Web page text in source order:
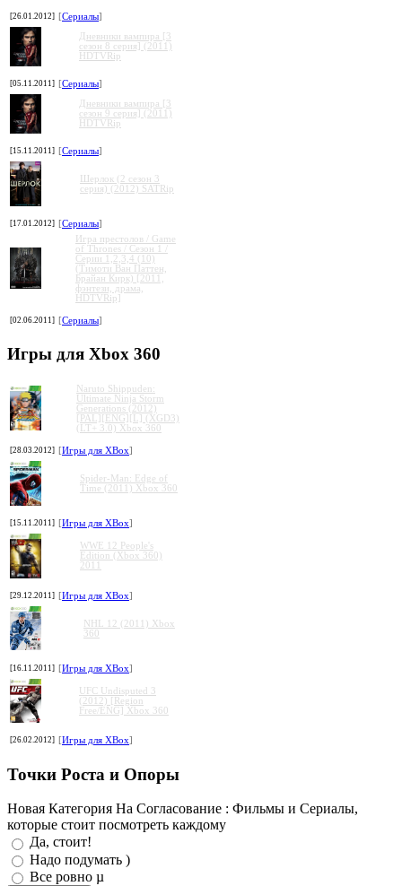
[26.01.2012] [Сериалы]
Дневники вампира [3
сезон 8 серия] (2011)
HDTVRip
[05.11.2011] [Сериалы]
Дневники вампира [3
сезон 9 серия] (2011)
HDTVRip
[15.11.2011] [Сериалы]
Шерлок (2 сезон 3
серия) (2012) SATRip
[17.01.2012] [Сериалы]
Игра престолов / Game
of Thrones / Сезон 1 /
Серии 1,2,3,4 (10)
(Тимоти Ван Паттен,
Брайан Кирк) [2011,
фэнтези, драма,
HDTVRip]
[02.06.2011] [Сериалы]
Игры для Xbox 360
Naruto Shippuden:
Ultimate Ninja Storm
Generations (2012)
[PAL][ENG][L] (XGD3)
(LT+ 3.0) Xbox 360
[28.03.2012] [Игры для XBox]
Spider-Man: Edge of
Time (2011) Xbox 360
[15.11.2011] [Игры для XBox]
WWE 12 People's
Edition (Xbox 360)
2011
[29.12.2011] [Игры для XBox]
NHL 12 (2011) Xbox
360
[16.11.2011] [Игры для XBox]
UFC Undisputed 3
(2012) [Region
Free/ENG] Xbox 360
[26.02.2012] [Игры для XBox]
Точки Роста и Опоры
Новая Категория На Согласование : Фильмы и Сериалы,
которые стоит посмотреть каждому
Да, стоит!
Надо подумать )
Все ровно µ